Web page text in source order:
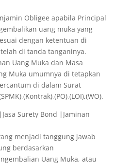
Obligee apabila Principal
uang muka yang
dengan ketentuan di
di tanda tanganinya.
Uang Muka dan Masa
Muka umumnya di tetapkan
di dalam Surat
Surety Bond |Jaminan
menjadi tanggung jawab
berdasarkan
Uang Muka, atau